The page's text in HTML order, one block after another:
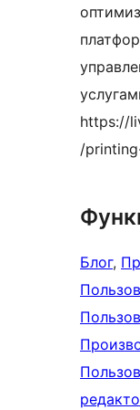
https://
/
Блог,